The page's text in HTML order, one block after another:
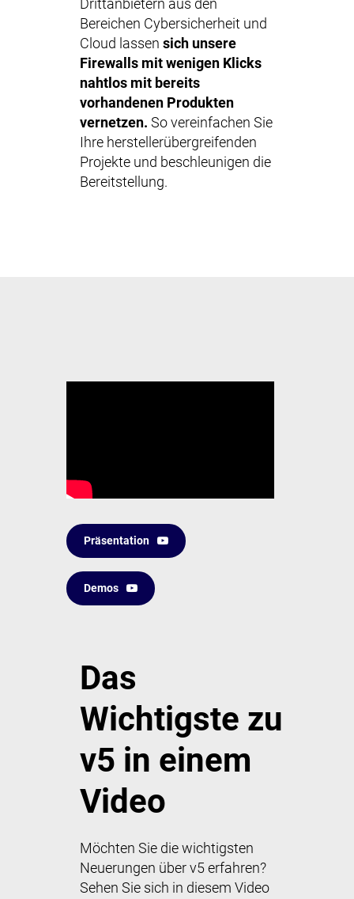
Drittanbietern aus den
Bereichen Cybersicherheit und
Cloud lassen sich unsere
Firewalls mit wenigen Klicks
nahtlos mit bereits
vorhandenen Produkten
vernetzen. So vereinfachen Sie
Ihre herstellerübergreifenden
Projekte und beschleunigen die
Bereitstellung.
Präsentation
Demos
Das
Wichtigste zu
v5 in einem
Video
Möchten Sie die wichtigsten
Neuerungen über v5 erfahren?
Sehen Sie sich in diesem Video